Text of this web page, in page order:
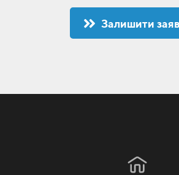
Залишити